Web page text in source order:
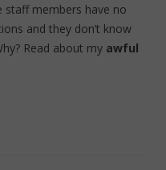
staff members have no
and they don’t know
Read about my awful